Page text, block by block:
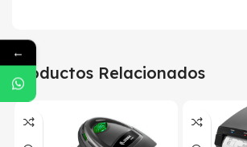
Productos Relacionados
←